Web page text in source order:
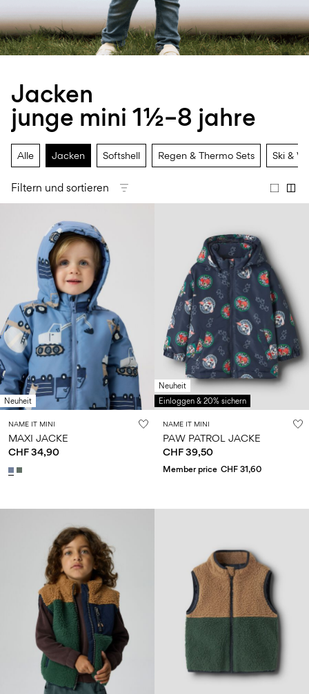
6–
14
Jahre
1½–
8
Jahre
0–
18
monate
14
Jahre
35
Anmelden
Hast
Fragen?
Über
uns
Deutsch
Jacken
junge mini 1½–8 jahre
Alle Jacken Softshell Regen & Thermo Sets Ski &
Filtern und sortieren
Neuheit
NAME IT MINI
MAXI JACKE
CHF 34,90
Neuheit
Einloggen & 20% sichern
NAME IT MINI
PAW PATROL JACKE
CHF 39,50
Member price CHF 31,60